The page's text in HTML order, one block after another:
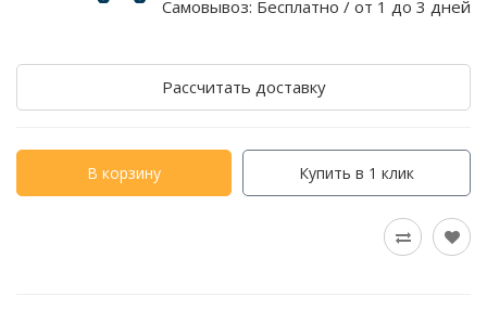
Самовывоз: Бесплатно / от 1 до 3 дней
Рассчитать доставку
В корзину Купить в 1 клик